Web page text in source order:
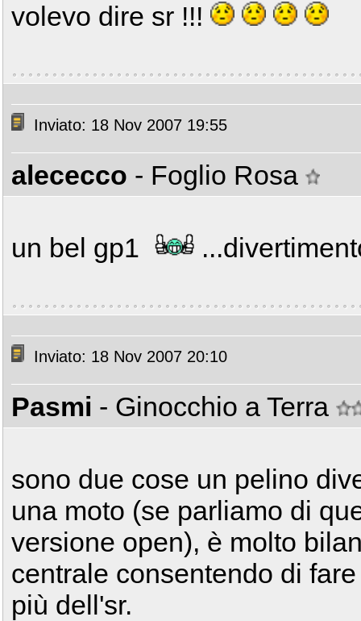
volevo dire sr !!!
Inviato: 18 Nov 2007 19:55
alececco - Foglio Rosa
un bel gp1
Inviato: 18 Nov 2007 20:10
Pasmi - Ginocchio a Terra
sono due cose un pelino
una moto (se parliamo di
versione open), è molto
centrale consentendo di
più dell'sr.